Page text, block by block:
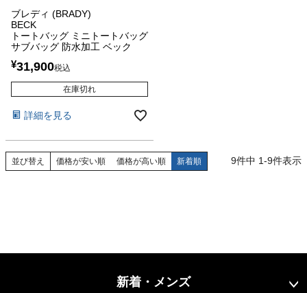
ブレディ (BRADY)
BECK
トートバッグ ミニトートバッグ
サブバッグ 防水加工 ベック
¥31,900税込
在庫切れ
詳細を見る
並び替え 価格が安い順 価格が高い順 新着順 9件中 1-9件表示
新着・メンズ